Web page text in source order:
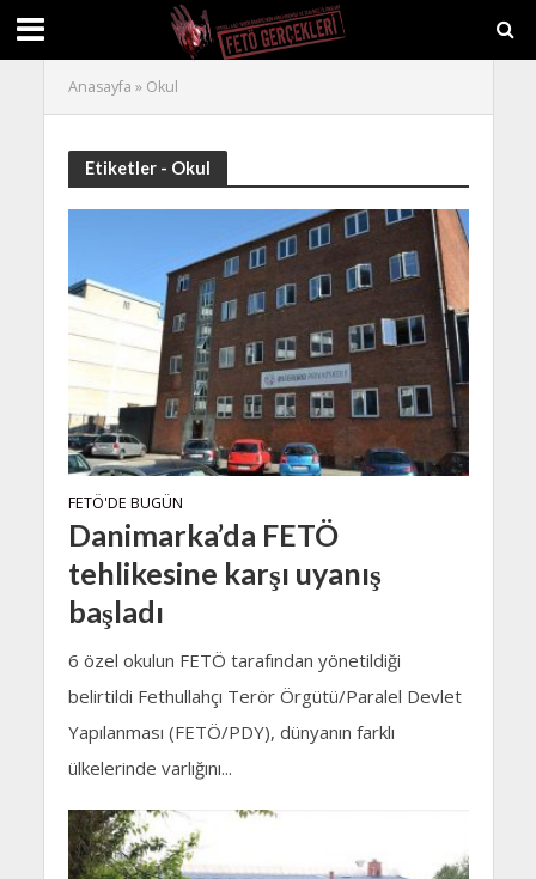
Anasayfa » Okul
Etiketler - Okul
FETÖ'DE BUGÜN
Danimarka’da FETÖ
tehlikesine karşı uyanış
başladı
6 özel okulun FETÖ tarafından yönetildiği
belirtildi Fethullahçı Terör Örgütü/Paralel Devlet
Yapılanması (FETÖ/PDY), dünyanın farklı
ülkelerinde varlığını...